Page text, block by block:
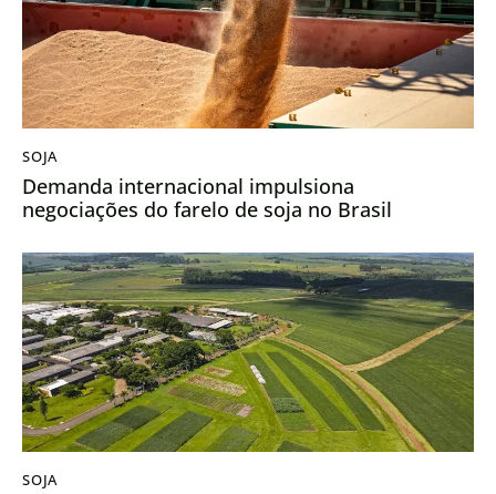
SOJA
Demanda internacional impulsiona
negociações do farelo de soja no Brasil
SOJA